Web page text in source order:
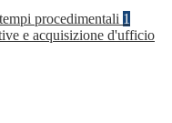
procedimentali 1
e acquisizione d'ufficio